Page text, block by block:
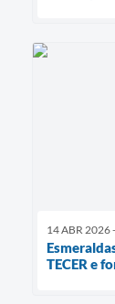
14 ABR 2026
TECER e